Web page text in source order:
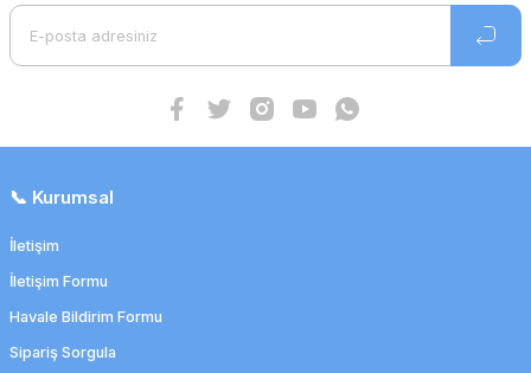
📞 Kurumsal
İletişim
İletişim Formu
Havale Bildirim Formu
Sipariş Sorgula